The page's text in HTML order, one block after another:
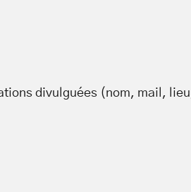
divulguées (nom, mail,